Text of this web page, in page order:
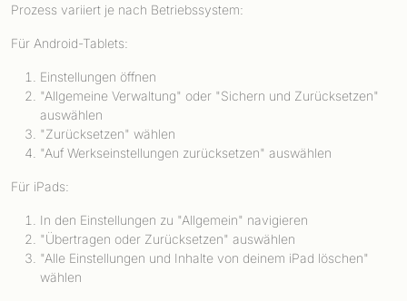
Prozess variiert je nach Betriebssystem:
Für Android-Tablets:
Einstellungen öffnen
"Allgemeine Verwaltung" oder "Sichern und Zurücksetzen"
auswählen
"Zurücksetzen" wählen
"Auf Werkseinstellungen zurücksetzen" auswählen
Für iPads:
In den Einstellungen zu "Allgemein" navigieren
"Übertragen oder Zurücksetzen" auswählen
"Alle Einstellungen und Inhalte von deinem iPad löschen"
wählen